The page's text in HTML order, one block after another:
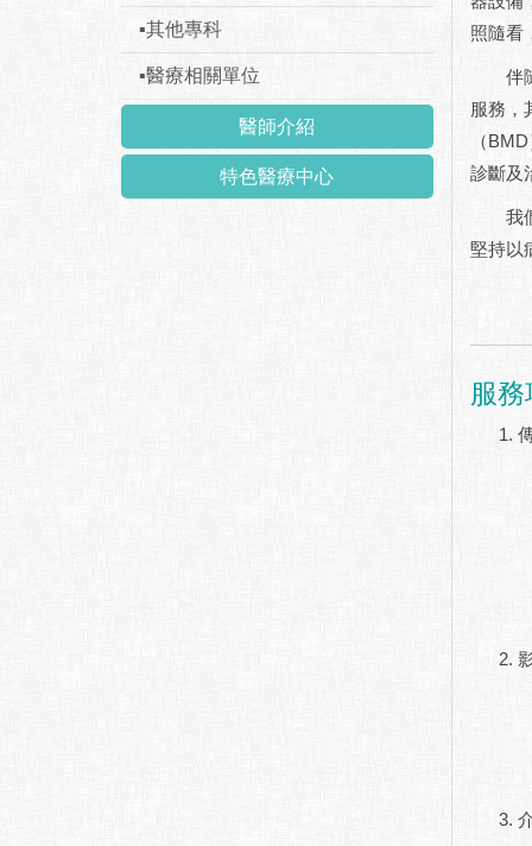
▪其他專科
▪醫療相關單位
醫師介紹
特色醫療中心
照隨看
伴隨
服務，
（
診斷及
我們
堅持以
服